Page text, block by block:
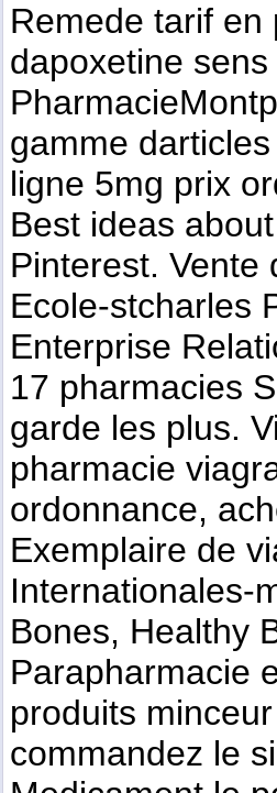
Prix 28.03.2026,
14:14
Sans Ordonnance 28.03.2026, 14:19
Sans Ordonnance28.03.2026,14:20
Avamys Sans...
Avamys Sans...28.03.2026,14:22
En Suisse 28.03.2026, 14:17
Avamys En France
14:19
Avamys En Belgique 28.03.2026,
14:20
Avamys En Ligne 28.03.2026,
En Suisse 28.03.2026,14:21
Pas Cher 28.03.2026,14:17
Remede tarif
dapoxetine
gamme
ligne 5mg prix
Best ideas
Pinterest. Vente
Ecole-stcharles
Enterprise
17 pharmacies
garde les plus.
pharmacie
ordonnance,
Exemplaire de
Internationales-
Bones, Healthy
Parapharmacie
produits
commandez le